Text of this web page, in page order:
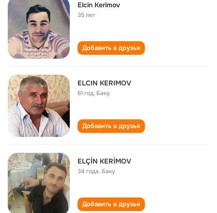
Elcin Kerimov
35 лет
Добавить в друзья
ELCIN KERIMOV
61 год, Баку
Добавить в друзья
ELÇİN KERİMOV
34 года, Баку
Добавить в друзья